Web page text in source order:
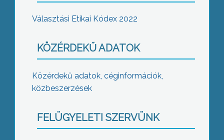
Választási Etikai Kódex 2022
KÖZÉRDEKŰ ADATOK
Közérdekű adatok, céginformációk,
közbeszerzések
FELÜGYELETI SZERVÜNK